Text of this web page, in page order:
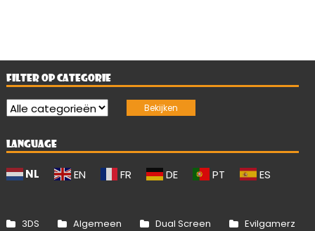
FILTER OP CATEGORIE
LANGUAGE
NL EN FR DE PT ES
3DS Algemeen Dual Screen Evilgamerz